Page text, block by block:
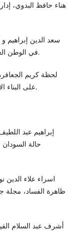
في الوطن العربي ،دار الأمين للنشر و التوزيع ، القاهرة ، 1995.
على البناء الأسري ، دار الخليج للنشر و التوزيع ،الأردن ،2020.
حالة السودان